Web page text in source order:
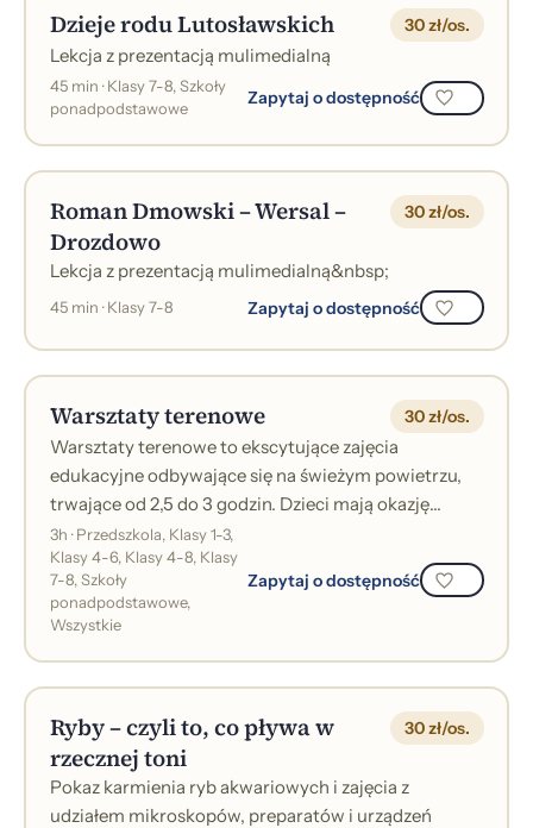
Dzieje rodu Lutosławskich 30 zł/os.
Lekcja z prezentacją mulimedialną
45 min · Klasy 7-8, Szkoły
ponadpodstawowe
Zapytaj o dostępność
Roman Dmowski – Wersal –
Drozdowo
30 zł/os.
Lekcja z prezentacją mulimedialną&nbsp;
45 min · Klasy 7-8 Zapytaj o dostępność
Warsztaty terenowe 30 zł/os.
Warsztaty terenowe to ekscytujące zajęcia
edukacyjne odbywające się na świeżym powietrzu,
trwające od 2,5 do 3 godzin. Dzieci mają okazję
poznać otaczającą je przyrodę w praktyczny...
3h · Przedszkola, Klasy 1-3,
Klasy 4-6, Klasy 4-8, Klasy
7-8, Szkoły
ponadpodstawowe,
Wszystkie
Zapytaj o dostępność
Ryby – czyli to, co pływa w
rzecznej toni
30 zł/os.
Pokaz karmienia ryb akwariowych i zajęcia z
udziałem mikroskopów, preparatów i urządzeń